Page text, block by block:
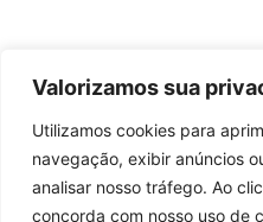
Valorizamos sua
Utilizamos cookies para
navegação, exibir anúncios
analisar nosso tráfego. Ao
concorda com nosso uso de